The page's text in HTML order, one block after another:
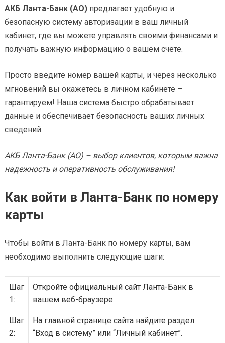
АКБ Ланта-Банк (АО)предлагает удобную и
безопасную систему авторизации в ваш личный
кабинет, где вы можете управлять своими финансами и
получать важную информацию о вашем счете.
Просто введите номер вашей карты, и через несколько
мгновений вы окажетесь в личном кабинете –
гарантируем! Наша система быстро обрабатывает
данные и обеспечивает безопасность ваших личных
сведений.
АКБ Ланта-Банк (АО) – выбор клиентов, которым важна
надежность и оперативность обслуживания!
Как войти в Ланта-Банк по номеру
карты
Чтобы войти в Ланта-Банк по номеру карты, вам
необходимо выполнить следующие шаги:
Шаг
1:
Откройте официальный сайт Ланта-Банк в
вашем веб-браузере.
Шаг
2:
На главной странице сайта найдите раздел
“Вход в систему” или “Личный кабинет”.